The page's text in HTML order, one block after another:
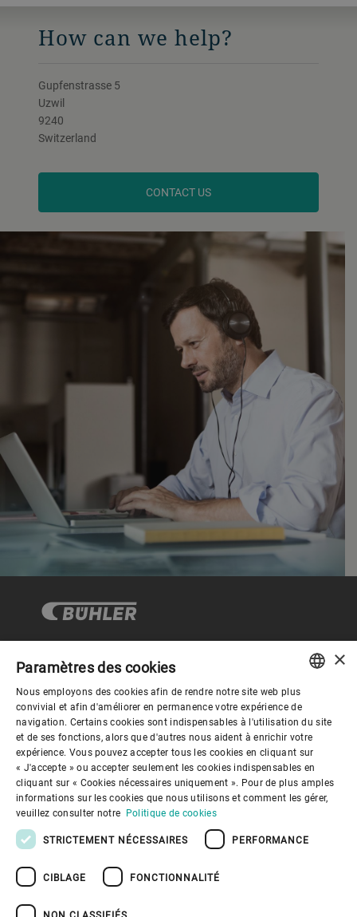
How can we help?
Gupfenstrasse 5
Uzwil
9240
Switzerland
CONTACT US
Mieux nous connaitre
Liens utiles
Conditions d'utilisation
ENGLISH
SPANISH
GERMAN
FRENCH
RUSSIAN
×
Paramètres des cookies
Nous employons des cookies afin de rendre notre site web plus
convivial et afin d'améliorer en permanence votre expérience de
navigation. Certains cookies sont indispensables à l'utilisation du site
et de ses fonctions, alors que d'autres nous aident à enrichir votre
expérience. Vous pouvez accepter tous les cookies en cliquant sur
« J'accepte » ou accepter seulement les cookies indispensables en
cliquant sur « Cookies nécessaires uniquement ». Pour de plus amples
informations sur les cookies que nous utilisons et comment les gérer,
veuillez consulter notre Politique de cookies
STRICTEMENT NÉCESSAIRES PERFORMANCE
CIBLAGE FONCTIONNALITÉ
NON CLASSIFIÉS